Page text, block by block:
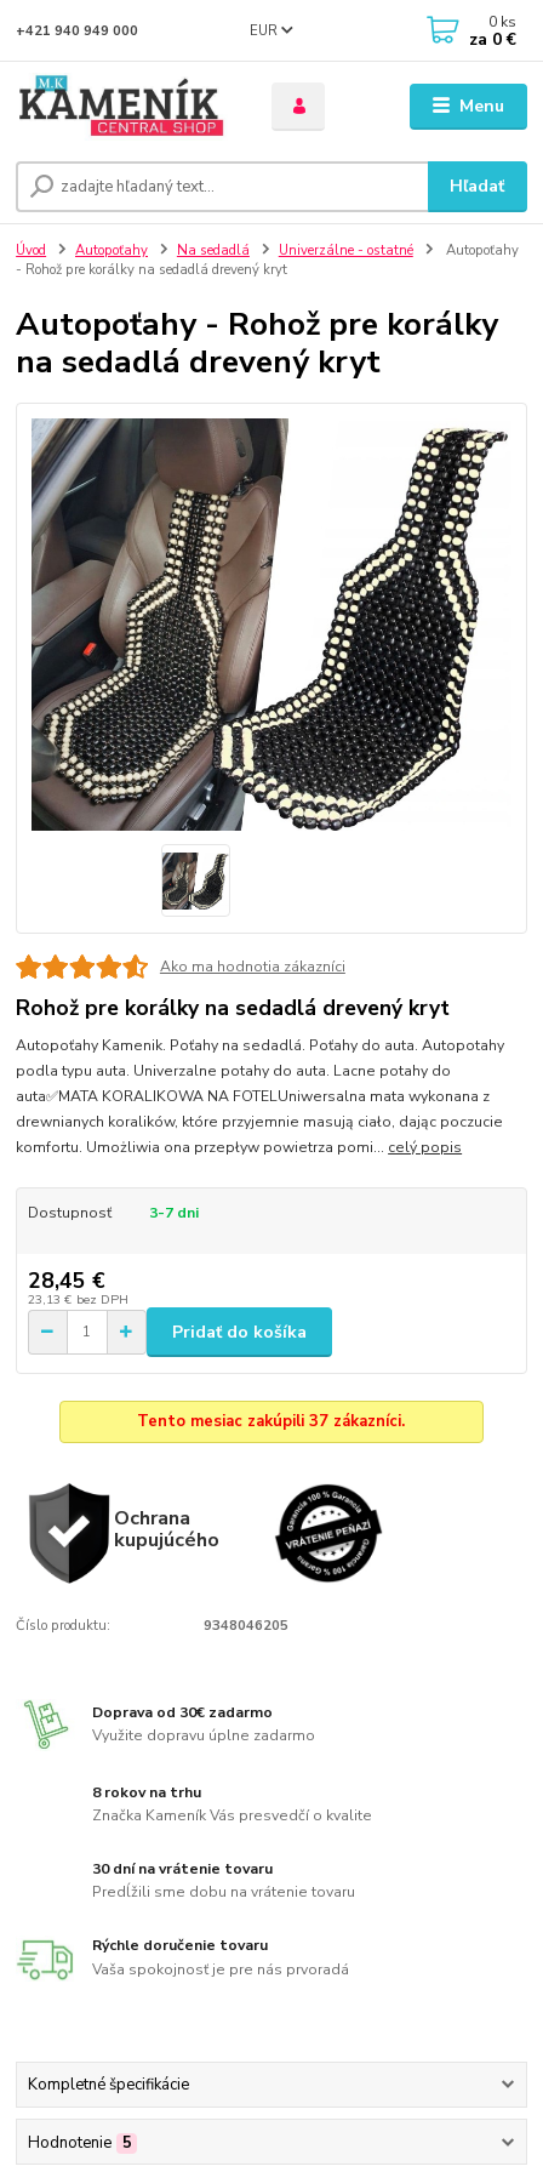
Menu
EUR
Hľadať
+421 940 949 000 0 ks
za 0 €
Úvod Autopoťahy Na sedadlá Univerzálne - ostatné
Autopoťahy
- Rohož pre korálky na sedadlá drevený kryt
Autopoťahy - Rohož pre korálky
na sedadlá drevený kryt
Ako ma hodnotia zákazníci
Rohož pre korálky na sedadlá drevený kryt
Autopoťahy Kamenik. Poťahy na sedadlá. Poťahy do auta. Autopotahy
podla typu auta. Univerzalne potahy do auta. Lacne potahy do
auta✅MATA KORALIKOWA NA FOTELUniwersalna mata wykonana z
drewnianych koralików, które przyjemnie masują ciało, dając poczucie
komfortu. Umożliwia ona przepływ powietrza pomi... celý popis
Dostupnosť 3-7 dni
28,45 €
23,13 € bez DPH
Pridať do košíka
Tento mesiac zakúpili 37 zákazníci.
Ochrana
kupujúcého
Číslo produktu: 9348046205
Doprava od 30€ zadarmo
Využite dopravu úplne zadarmo
8 rokov na trhu
Značka Kameník Vás presvedčí o kvalite
30 dní na vrátenie tovaru
Predĺžili sme dobu na vrátenie tovaru
Rýchle doručenie tovaru
Vaša spokojnosť je pre nás prvoradá
Kompletné špecifikácie
Hodnotenie 5